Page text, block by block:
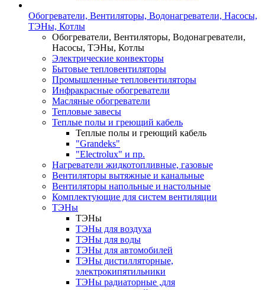
Обогреватели, Вентиляторы, Водонагреватели, Насосы,
ТЭНы, Котлы
Обогреватели, Вентиляторы, Водонагреватели,
Насосы, ТЭНы, Котлы
Электрические конвекторы
Бытовые тепловентиляторы
Промышленные тепловентиляторы
Инфракрасные обогреватели
Масляные обогреватели
Тепловые завесы
Теплые полы и греющий кабель
Теплые полы и греющий кабель
"Grandeks"
"Electrolux" и пр.
Нагреватели жидкотопливные, газовые
Вентиляторы вытяжные и канальные
Вентиляторы напольные и настольные
Комплектующие для систем вентиляции
ТЭНы
ТЭНы
ТЭНы для воздуха
ТЭНы для воды
ТЭНы для автомобилей
ТЭНы дистилляторные,
электрокипятильники
ТЭНы радиаторные ,для